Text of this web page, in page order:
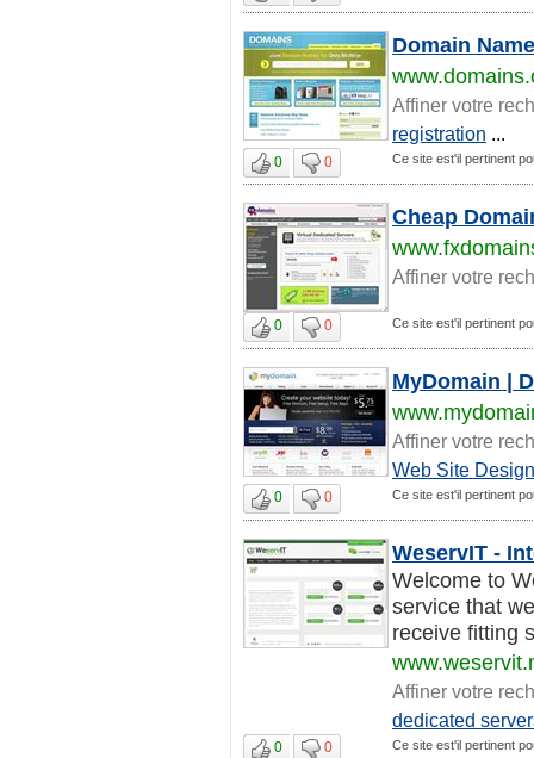
Domain
Affiner votre
registration ...
0 0 Ce site est'il pertinent
Cheap
Affiner votre
0 0 Ce site est'il pertinent
MyDomain |
Affiner votre
Web Site Design
0 0 Ce site est'il pertinent
WeservIT -
Welcome to
service that
receive fitting
Affiner votre
dedicated
0 0 Ce site est'il pertinent